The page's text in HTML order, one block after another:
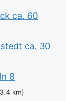
ca. 60
ca. 30
8
km)